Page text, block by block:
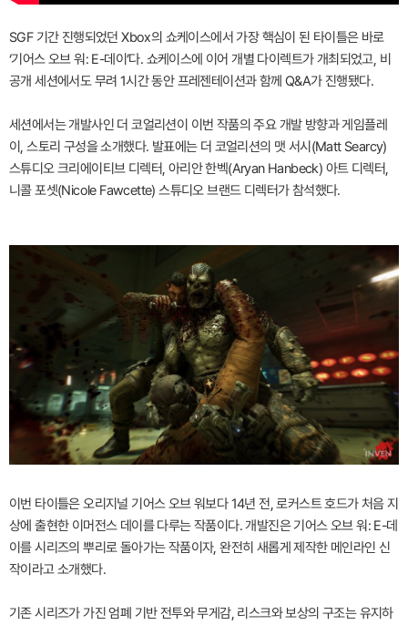
SGF 기간 진행되었던 Xbox의 쇼케이스에서 가장 핵심이 된 타이틀은 바로
‘기어스 오브 워: E-데이’다. 쇼케이스에 이어 개별 다이렉트가 개최되었고, 비
공개 세션에서도 무려 1시간 동안 프레젠테이션과 함께 Q&A가 진행됐다.
세션에서는 개발사인 더 코얼리션이 이번 작품의 주요 개발 방향과 게임플레
이, 스토리 구성을 소개했다. 발표에는 더 코얼리션의 맷 서시(Matt Searcy)
스튜디오 크리에이티브 디렉터, 아리안 한벡(Aryan Hanbeck) 아트 디렉터,
니콜 포셋(Nicole Fawcette) 스튜디오 브랜드 디렉터가 참석했다.
이번 타이틀은 오리지널 기어스 오브 워보다 14년 전, 로커스트 호드가 처음 지
상에 출현한 이머전스 데이를 다루는 작품이다. 개발진은 기어스 오브 워: E-데
이를 시리즈의 뿌리로 돌아가는 작품이자, 완전히 새롭게 제작한 메인라인 신
작이라고 소개했다.
기존 시리즈가 가진 엄폐 기반 전투와 무게감, 리스크와 보상의 구조는 유지하